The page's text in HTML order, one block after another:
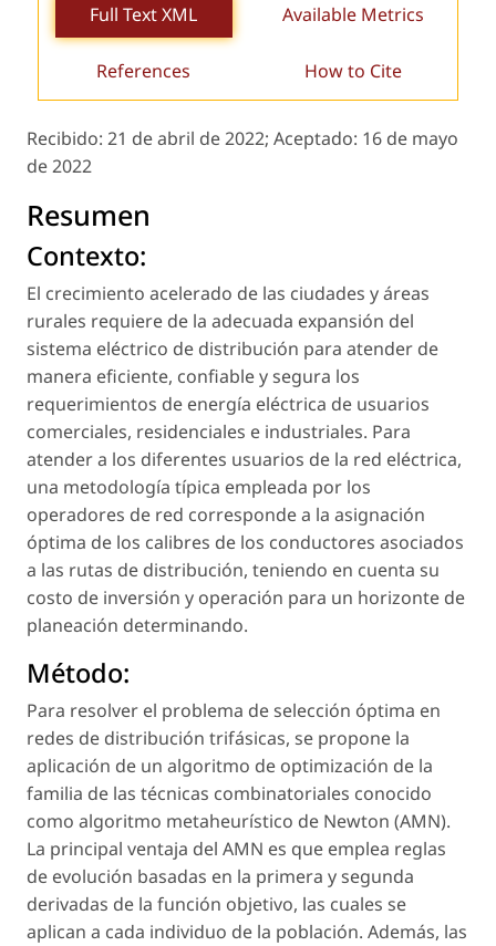
Full Text XML Available Metrics
References How to Cite
Recibido: 21 de abril de 2022; Aceptado: 16 de mayo
de 2022
Resumen
Contexto:
El crecimiento acelerado de las ciudades y áreas
rurales requiere de la adecuada expansión del
sistema eléctrico de distribución para atender de
manera eficiente, confiable y segura los
requerimientos de energía eléctrica de usuarios
comerciales, residenciales e industriales. Para
atender a los diferentes usuarios de la red eléctrica,
una metodología típica empleada por los
operadores de red corresponde a la asignación
óptima de los calibres de los conductores asociados
a las rutas de distribución, teniendo en cuenta su
costo de inversión y operación para un horizonte de
planeación determinando.
Método:
Para resolver el problema de selección óptima en
redes de distribución trifásicas, se propone la
aplicación de un algoritmo de optimización de la
familia de las técnicas combinatoriales conocido
como algoritmo metaheurístico de Newton (AMN).
La principal ventaja del AMN es que emplea reglas
de evolución basadas en la primera y segunda
derivadas de la función objetivo, las cuales se
aplican a cada individuo de la población. Además, las